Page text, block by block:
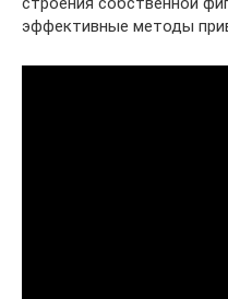
эффективные методы